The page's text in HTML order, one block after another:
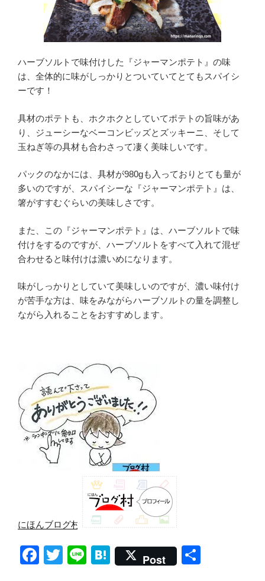
ハーブソルトで味付けした『ジャーマンポテト』の味
は、全体的に味がしっかりとついていてとてもスパイシ
ーです！
具材のポテトも、ホクホクとしていてポテトの旨味があ
り、ジューシーなベーコンビッズとズッキーニ、そして
玉ねぎ等の具材も合わさって凄く美味しいです。
パックのなかには、具材が980gも入っておりとても量が
多いのですが、スパイシーな『ジャーマンポテト』は、
箸がすすむぐらいの美味しさです。
また、この『ジャーマンポテト』は、ハーブソルトで味
付けをするのですが、ハーブソルトをすべて入れて混ぜ
合わせると味付けは濃いめになります。
味がしっかりとしていて美味しいのですが、濃い味付け
が苦手な方は、味をみながらハーブソルトの量を調整し
ながら入れることをおすすめします。
にほんブログ村
F
T
Li
H
Post